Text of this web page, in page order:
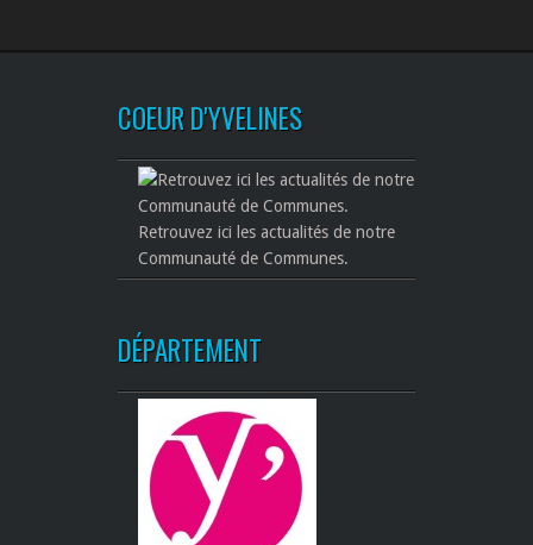
COEUR D'YVELINES
Retrouvez ici les actualités de notre
Communauté de Communes.
DÉPARTEMENT